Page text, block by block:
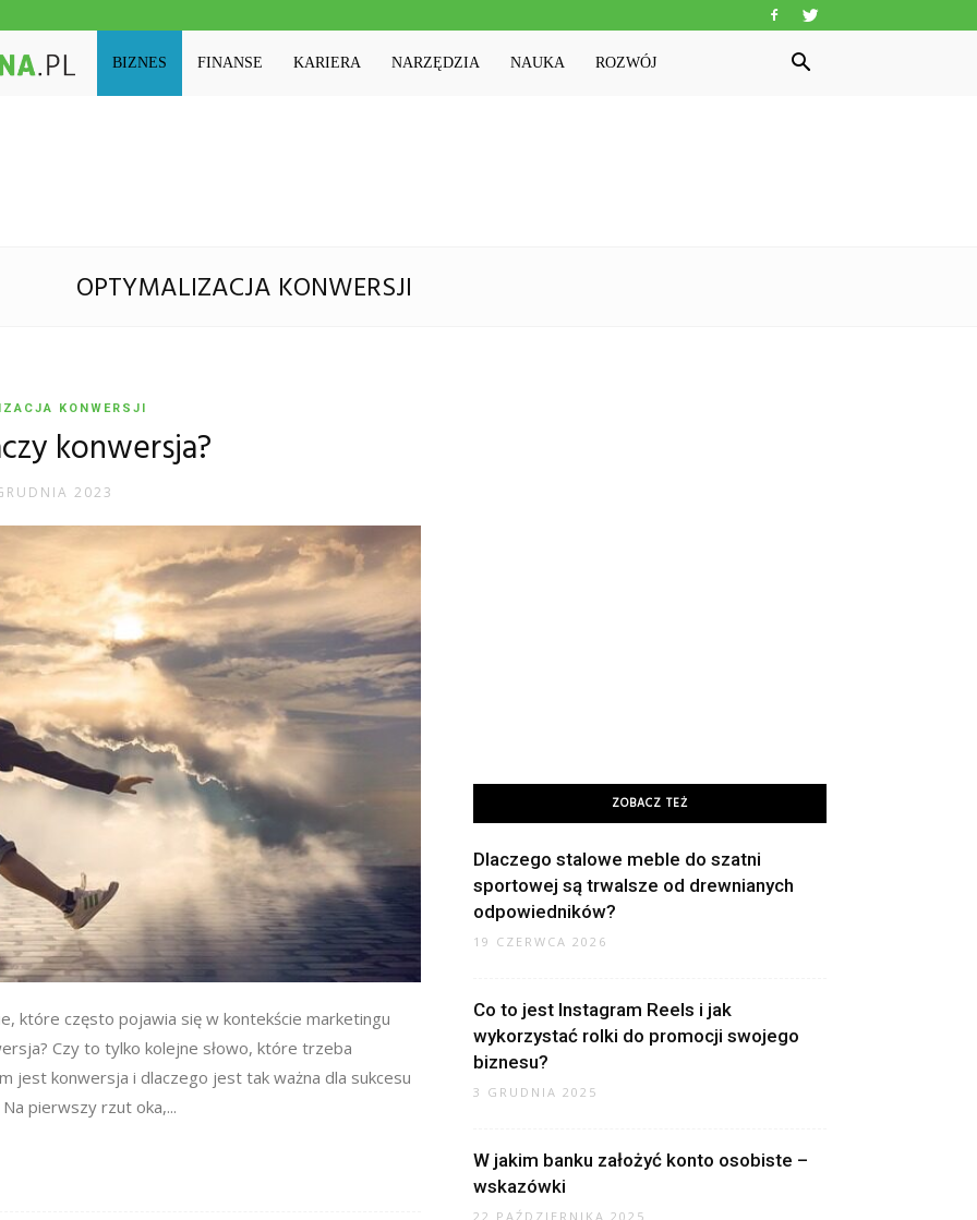
Machinaedukacyjna.pl
BIZNES FINANSE KARIERA NARZĘDZIA NAUKA ROZWÓJ
OPTYMALIZACJA KONWERSJI
KONWERSJI
konwersja?
2023
które często pojawia się w kontekście marketingu
Czy to tylko kolejne słowo, które trzeba
jest konwersja i dlaczego jest tak ważna dla sukcesu
pierwszy rzut oka,...
ZOBACZ TEŻ
Dlaczego stalowe meble do szatni
sportowej są trwalsze od drewnianych
odpowiedników?
19 CZERWCA 2026
Co to jest Instagram Reels i jak
wykorzystać rolki do promocji swojego
biznesu?
3 GRUDNIA 2025
W jakim banku założyć konto osobiste –
wskazówki
22 PAŹDZIERNIKA 2025